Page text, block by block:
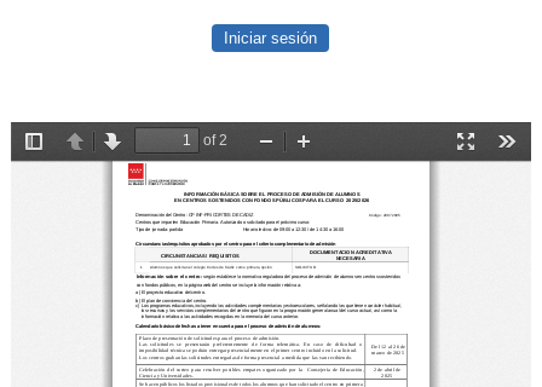
Iniciar sesión